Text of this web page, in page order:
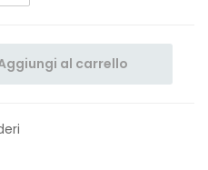
al carrello